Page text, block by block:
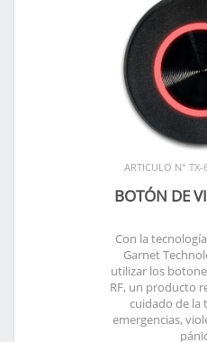
ARTICULO N°
BOTÓN DE
Con la
Garnet
utilizar los
RF, un producto
cuidado de la
emergencias,